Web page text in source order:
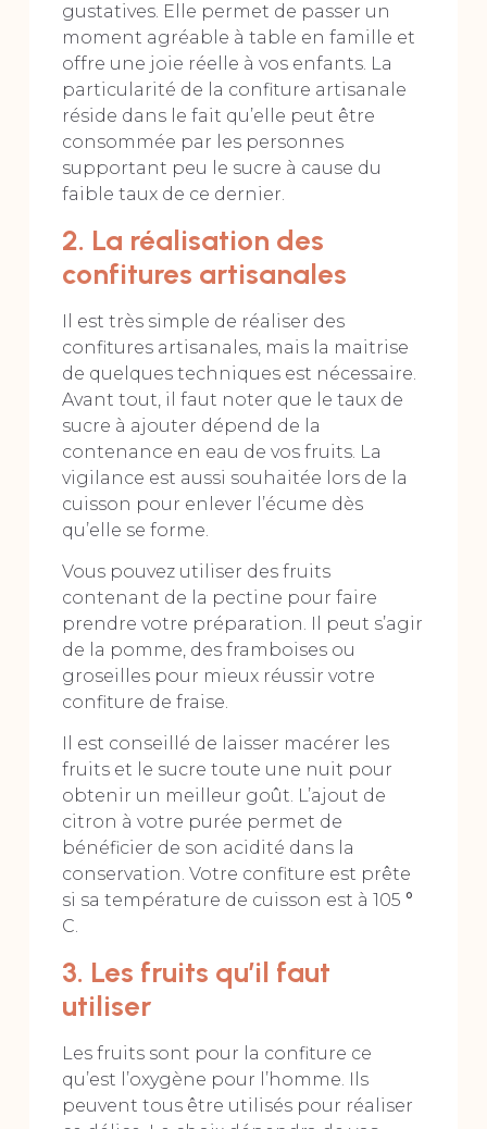
gustatives. Elle permet de passer un
moment agréable à table en famille et
offre une joie réelle à vos enfants. La
particularité de la confiture artisanale
réside dans le fait qu’elle peut être
consommée par les personnes
supportant peu le sucre à cause du
faible taux de ce dernier.
2. La réalisation des
confitures artisanales
Il est très simple de réaliser des
confitures artisanales, mais la maitrise
de quelques techniques est nécessaire.
Avant tout, il faut noter que le taux de
sucre à ajouter dépend de la
contenance en eau de vos fruits. La
vigilance est aussi souhaitée lors de la
cuisson pour enlever l’écume dès
qu’elle se forme.
Vous pouvez utiliser des fruits
contenant de la pectine pour faire
prendre votre préparation. Il peut s’agir
de la pomme, des framboises ou
groseilles pour mieux réussir votre
confiture de fraise.
Il est conseillé de laisser macérer les
fruits et le sucre toute une nuit pour
obtenir un meilleur goût. L’ajout de
citron à votre purée permet de
bénéficier de son acidité dans la
conservation. Votre confiture est prête
si sa température de cuisson est à 105 °
C.
3. Les fruits qu’il faut
utiliser
Les fruits sont pour la confiture ce
qu’est l’oxygène pour l’homme. Ils
peuvent tous être utilisés pour réaliser